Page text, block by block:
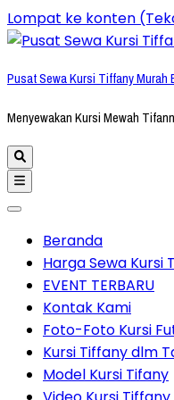
Lompat ke konten
Pusat Sewa Kursi Tiffany
Menyewakan Kursi Mewah
Beranda
Harga Sewa Kursi
EVENT TERBARU
Kontak Kami
Foto-Foto Kursi
Kursi Tiffany dlm
Model Kursi Tifany